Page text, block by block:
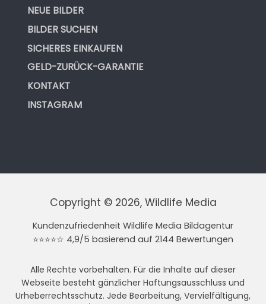
NEUE BILDER
BILDER SUCHEN
SICHERES EINKAUFEN
GELD-ZURÜCK-GARANTIE
KONTAKT
INSTAGRAM
Copyright © 2026, Wildlife Media
Kundenzufriedenheit Wildlife Media Bildagentur
⭐⭐⭐⭐☆ 4,9/5 basierend auf 2144 Bewertungen
Alle Rechte vorbehalten. Für die Inhalte auf dieser
Webseite besteht gänzlicher Haftungsausschluss und
Urheberrechtsschutz. Jede Bearbeitung, Vervielfältigung,